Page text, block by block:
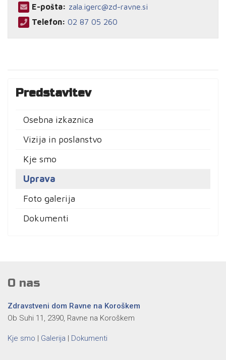
E-pošta: zala.igerc@zd-ravne.si
Telefon: 02 87 05 260
Predstavitev
Osebna izkaznica
Vizija in poslanstvo
Kje smo
Uprava
Foto galerija
Dokumenti
O nas
Zdravstveni dom Ravne na Koroškem
Ob Suhi 11, 2390, Ravne na Koroškem
Kje smo | Galerija | Dokumenti